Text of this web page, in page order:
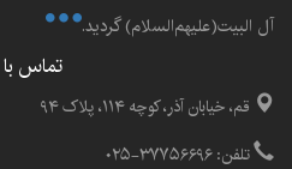
آل البيت(علیهم‌السلام) گرديد.
تماس با ما
قم، خیابان آذر، کوچه ۱۱۴، پلاک ۹۴
تلفن: ۳۷۷۵۶۶۹۶-۰۲۵